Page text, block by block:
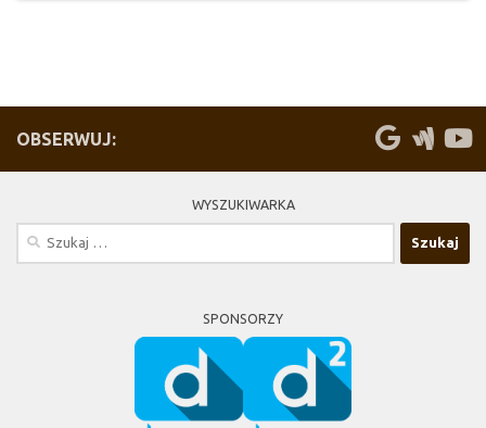
OBSERWUJ:
WYSZUKIWARKA
SPONSORZY